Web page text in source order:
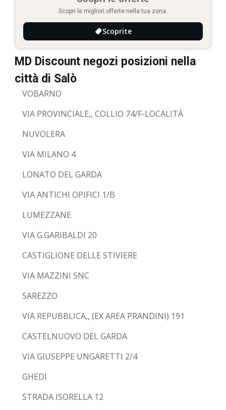
Scopri le migliori offerte nella tua zona.
Scoprite
MD Discount negozi posizioni nella
città di Salò
VOBARNO
VIA PROVINCIALE,, COLLIO 74/F-LOCALITÀ
NUVOLERA
VIA MILANO 4
LONATO DEL GARDA
VIA ANTICHI OPIFICI 1/B
LUMEZZANE
VIA G.GARIBALDI 20
CASTIGLIONE DELLE STIVIERE
VIA MAZZINI SNC
SAREZZO
VIA REPUBBLICA,, (EX AREA PRANDINI) 191
CASTELNUOVO DEL GARDA
VIA GIUSEPPE UNGARETTI 2/4
GHEDI
STRADA ISORELLA 12